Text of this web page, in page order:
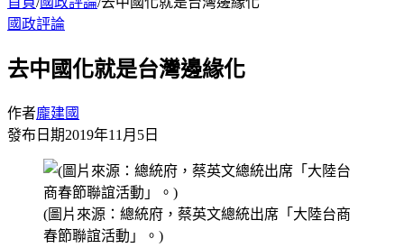
國政評論
去中國化就是台灣邊緣化
作者龐建國
發布日期2019年11月5日
(圖片來源：總統府，蔡英文總統出席「大陸台商
春節聯誼活動」。)